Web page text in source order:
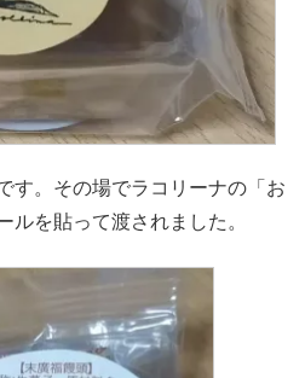
す。その場でラコリーナの「お
ルを貼って渡されました。